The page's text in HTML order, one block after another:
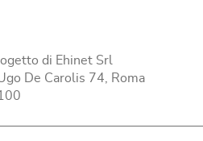
di Ehinet Srl
De Carolis 74, Roma